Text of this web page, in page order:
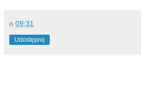
o 09:31
Udostępnij